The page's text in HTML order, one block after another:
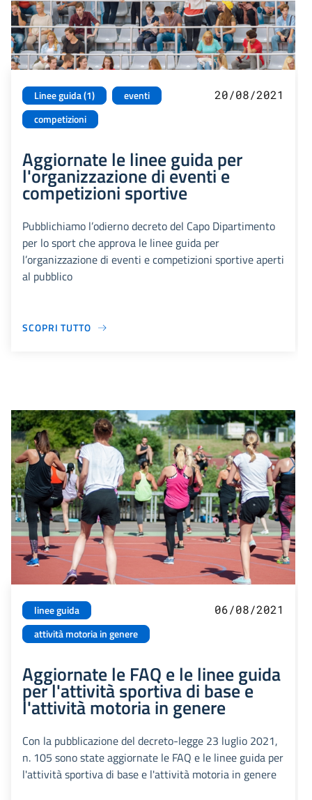
Linee guida (1)
eventi
competizioni
20/08/2021
Aggiornate le linee guida per
l'organizzazione di eventi e
competizioni sportive
Pubblichiamo l’odierno decreto del Capo Dipartimento
per lo sport che approva le linee guida per
l’organizzazione di eventi e competizioni sportive aperti
al pubblico
SCOPRI TUTTO
linee guida
attività motoria in genere
06/08/2021
Aggiornate le FAQ e le linee guida
per l'attività sportiva di base e
l'attività motoria in genere
Con la pubblicazione del decreto-legge 23 luglio 2021,
n. 105 sono state aggiornate le FAQ e le linee guida per
l'attività sportiva di base e l'attività motoria in genere